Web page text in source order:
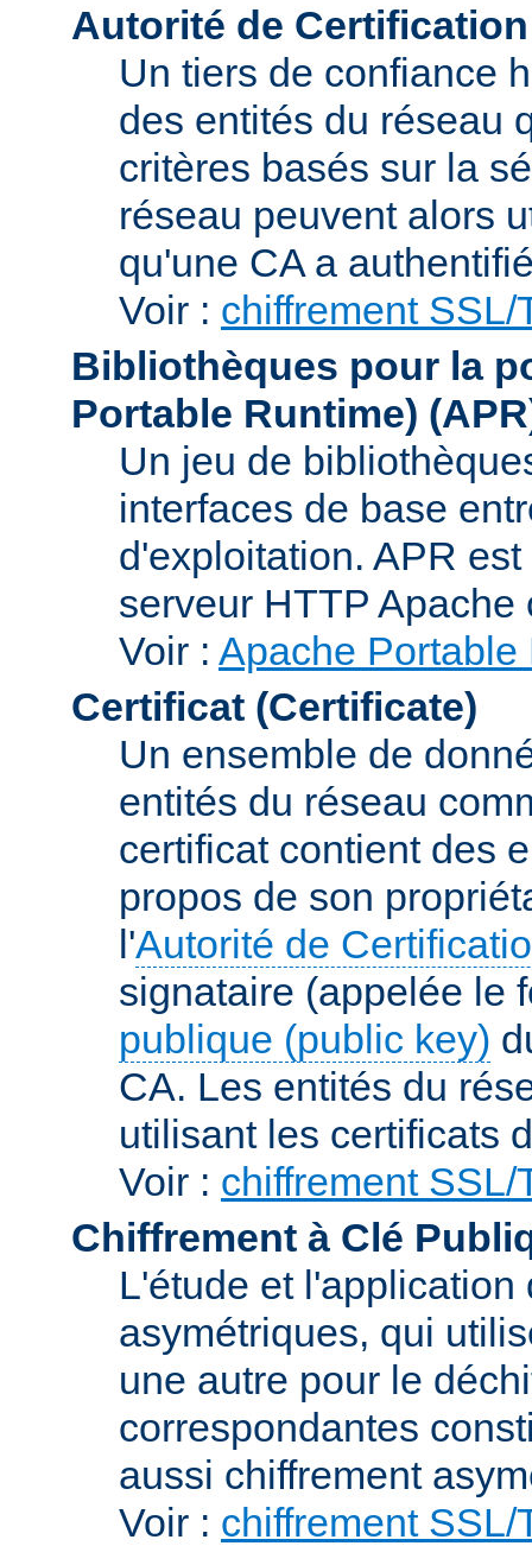
Autorité de
Un tiers de confiance
des entités du réseau
critères basés sur la
réseau peuvent alors
qu'une CA a
Voir : chiffrement SSL/
Bibliothèques pour la
Portable Runtime)
Un jeu de
interfaces de base
d'exploitation. APR
serveur HTTP
Voir : Apache
Certificat (Certificate)
Un ensemble de
entités du réseau
certificat contient des
propos de son
l'Autorité de
signataire (appelée le
publique (public key)
CA. Les entités du
utilisant les certificats
Voir : chiffrement SSL/
Chiffrement à Clé
L'étude et
asymétriques, qui
une autre pour le
correspondantes
aussi chiffrement
Voir : chiffrement SSL/